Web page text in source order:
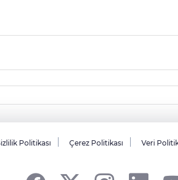
Politikası Çerez Politikası Veri